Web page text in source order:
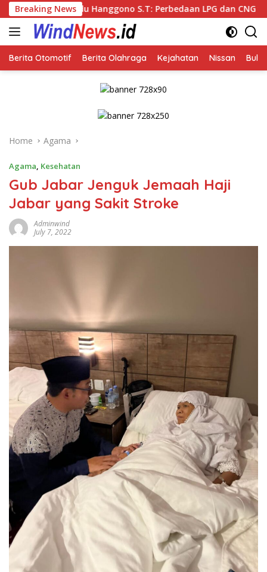
Skip
to
content
Breaking NewsS.T: Perbedaan LPG dan CNG yang Kini Heboh
Berita Otomotif Berita Olahraga Kejahatan Nissan
Home Agama
Agama Kesehatan
Gub Jabar Jenguk Jemaah Haji
Jabar yang Sakit Stroke
Adminwind
July 7, 2022